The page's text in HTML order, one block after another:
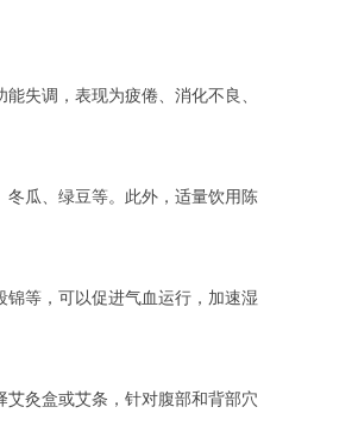
失调，表现为疲倦、消化不良、
瓜、绿豆等。此外，适量饮用陈
等，可以促进气血运行，加速湿
灸盒或艾条，针对腹部和背部穴